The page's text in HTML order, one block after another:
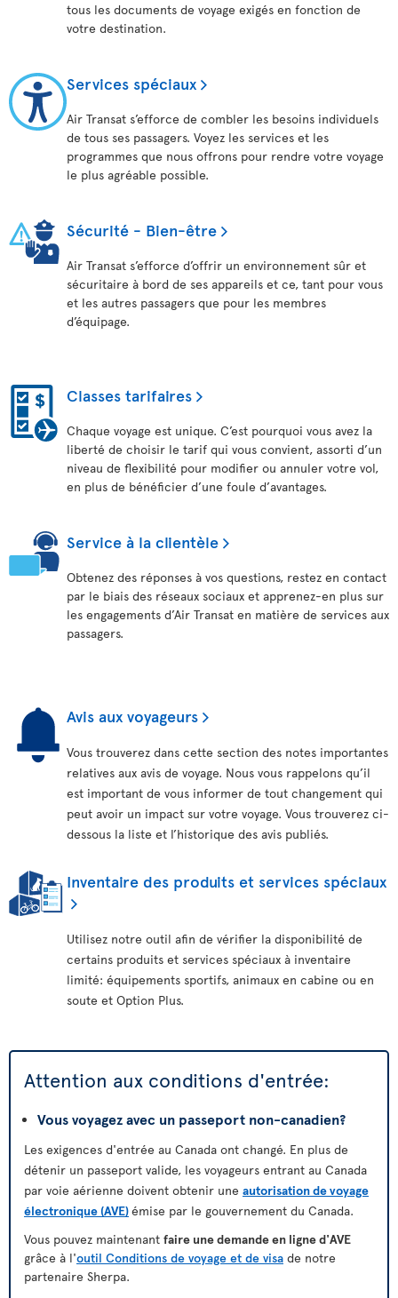
tous les documents de voyage exigés en fonction de
votre destination.
Services spéciaux
Air Transat s’efforce de combler les besoins individuels
de tous ses passagers. Voyez les services et les
programmes que nous offrons pour rendre votre voyage
le plus agréable possible.
Sécurité - Bien-être
Air Transat s’efforce d’offrir un environnement sûr et
sécuritaire à bord de ses appareils et ce, tant pour vous
et les autres passagers que pour les membres
d’équipage.
Classes tarifaires
Chaque voyage est unique. C’est pourquoi vous avez la
liberté de choisir le tarif qui vous convient, assorti d’un
niveau de flexibilité pour modifier ou annuler votre vol,
en plus de bénéficier d’une foule d’avantages.
Service à la clientèle
Obtenez des réponses à vos questions, restez en contact
par le biais des réseaux sociaux et apprenez-en plus sur
les engagements d’Air Transat en matière de services aux
passagers.
Avis aux voyageurs
Vous trouverez dans cette section des notes importantes
relatives aux avis de voyage. Nous vous rappelons qu’il
est important de vous informer de tout changement qui
peut avoir un impact sur votre voyage. Vous trouverez ci-
dessous la liste et l’historique des avis publiés.
Inventaire des produits et services spéciaux
Utilisez notre outil afin de vérifier la disponibilité de
certains produits et services spéciaux à inventaire
limité: équipements sportifs, animaux en cabine ou en
soute et Option Plus.
Attention aux conditions d'entrée:
Vous voyagez avec un passeport non-canadien?
Les exigences d'entrée au Canada ont changé. En plus de
détenir un passeport valide, les voyageurs entrant au Canada
par voie aérienne doivent obtenir une autorisation de voyage
électronique (AVE)émise par le gouvernement du Canada.
Vous pouvez maintenant faire une demande en ligne d'AVE
grâce à l'outil Conditions de voyage et de visa
partenaire Sherpa.